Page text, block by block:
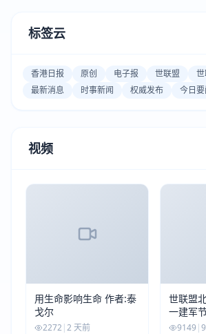
标签云
香港日报 原创 电子报 世联盟
最新消息
时事新闻 权威发布 今日要
视频
用生命影响生命 作者:泰
戈尔
2272 |2 天前
世联盟
一建军
解放军
9149 |